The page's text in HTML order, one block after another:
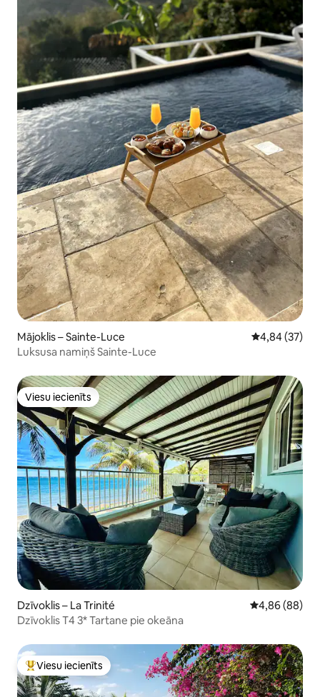
Mājoklis – Sainte-Luce Vidējais
4,84 (37)
Luksusa namiņš Sainte-Luce
Viesu iecienīts
Viesu iecienīts
Dzīvoklis – La Trinité Vidējais
4,86 (88)
Dzīvoklis T4 3* Tartane pie okeāna
Populārs viesu iecienīts mājoklis
Viesu iecienīts